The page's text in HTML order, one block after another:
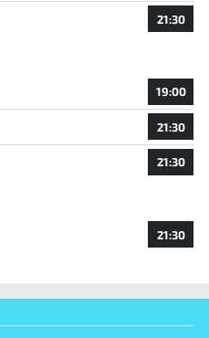
21:30
19:00
21:30
21:30
21:30